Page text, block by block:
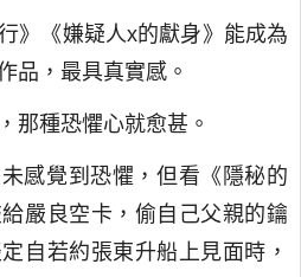
》《嫌疑人x的獻身》能成為
品，最具真實感。
那種恐懼心就愈甚。
感覺到恐懼，但看《隱秘的
嚴良空卡，偷自己父親的鑰
自若約張東升船上見面時，